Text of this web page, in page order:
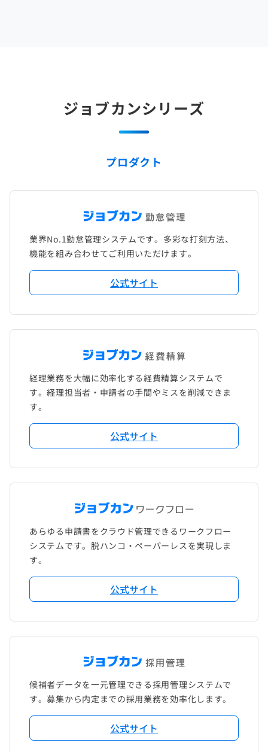
ジョブカンシリーズ
プロダクト
業界No.1勤怠管理システムです。多彩な打刻方法、
機能を組み合わせてご利用いただけます。
公式サイト
経理業務を大幅に効率化する経費精算システムで
す。経理担当者・申請者の手間やミスを削減できま
す。
公式サイト
あらゆる申請書をクラウド管理できるワークフロー
システムです。脱ハンコ・ペーパーレスを実現しま
す。
公式サイト
候補者データを一元管理できる採用管理システムで
す。募集から内定までの採用業務を効率化します。
公式サイト